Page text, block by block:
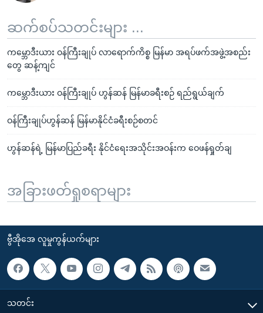
ဆက်စပ်သတင်းများ ...
ကမ္ဘောဒီးယား ဝန်ကြီးချုပ် လာရောက်ကိစ္စ မြန်မာ အရပ်ဖက်အဖွဲ့အစည်း
တွေ ဆန့်ကျင်
ကမ္ဘောဒီးယား ဝန်ကြီးချုပ် ဟွန်ဆန် မြန်မာခရီးစဉ် ရည်ရွယ်ချက်
ဝန်ကြီးချုပ်ဟွန်ဆန် မြန်မာနိုင်ငံခရီးစဉ်စတင်
ဟွန်ဆန်ရဲ့ မြန်မာပြည်ခရီး နိုင်ငံရေးအသိုင်းအဝန်းက ဝေဖန်ရှုတ်ချ
အခြားဖတ်ရှုစရာများ
ဗွီအိုအေ လူမှုကွန်ယက်များ
သတင်း